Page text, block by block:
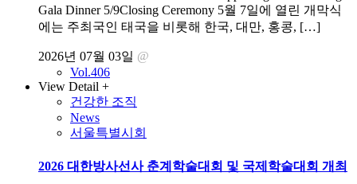
Gala Dinner 5/9Closing Ceremony 5월 7일에 열린 개막식
에는 주최국인 태국을 비롯해 한국, 대만, 홍콩, […]
2026년 07월 03일 @
Vol.406
View Detail +
건강한 조직
News
서울특별시회
2026 대한방사선사 춘계학술대회 및 국제학술대회 개최